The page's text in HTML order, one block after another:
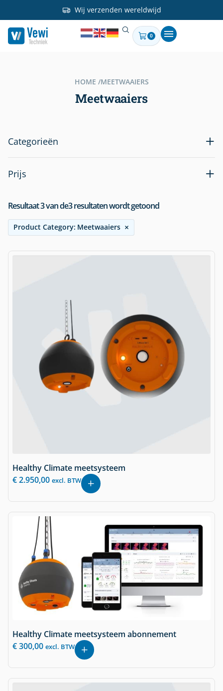
Wij verzenden wereldwijd
0
HOME /MEETWAAIERS
Meetwaaiers
Categorieën
Prijs
Resultaat3van de3resultaten wordt getoond
Product Category: Meetwaaiers ×
Healthy Climate meetsysteem
€2.950,00 excl. BTW
Healthy Climate meetsysteem abonnement
€300,00 excl. BTW